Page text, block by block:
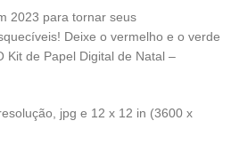
2023 para tornar seus
Deixe o vermelho e o verde
Kit de Papel Digital de Natal –
jpg e 12 x 12 in (3600 x